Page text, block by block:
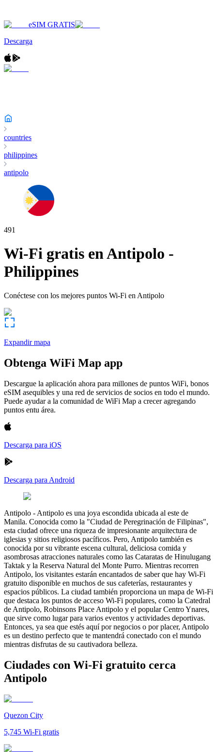
eSIM GRATIS
Descarga
countries
philippines
antipolo
491
Wi-Fi gratis enAntipolo -
Philippines
Conéctese con los mejores puntos Wi-Fi en Antipolo
Expandir mapa
Obtenga WiFi Map app
Descargue la aplicación ahora para millones de puntos WiFi, bonos
eSIM asequibles y una red de servicios de socios en todo el mundo.
Puede ayudar a la comunidad de WiFi Map a crecer agregando
puntos entu área.
Descarga para iOS
Descarga para Android
Antipolo - Antipolo es una joya escondida ubicada al este de
Manila. Conocida como la "Ciudad de Peregrinación de Filipinas",
esta ciudad ofrece una riqueza de impresionante arquitectura de
iglesias y sitios religiosos pacíficos. Pero, Antipolo también es
conocida por su vibrante escena cultural, deliciosa comida y
asombrosas atracciones naturales como las Cataratas de Hinulugang
Taktak y la Reserva Natural del Monte Purro. Mientras recorren
Antipolo, los visitantes estarán encantados de saber que hay Wi-Fi
gratuito disponible en muchos de sus cafeterías, restaurantes y
espacios públicos. La ciudad también proporciona un mapa de Wi-Fi
que destaca los puntos de acceso Wi-Fi populares, como la Catedral
de Antipolo, Robinsons Place Antipolo y el popular Centro Ynares,
que sirve como lugar para varios eventos y actividades deportivas.
Entonces, ya sea que estés aquí por negocios o por placer, Antipolo
es un destino perfecto que te mantendrá conectado con el mundo
mientras disfrutas de su cautivadora belleza.
Ciudades con Wi-Fi gratuito cerca
Antipolo
Quezon City
5,745 Wi-Fi gratis